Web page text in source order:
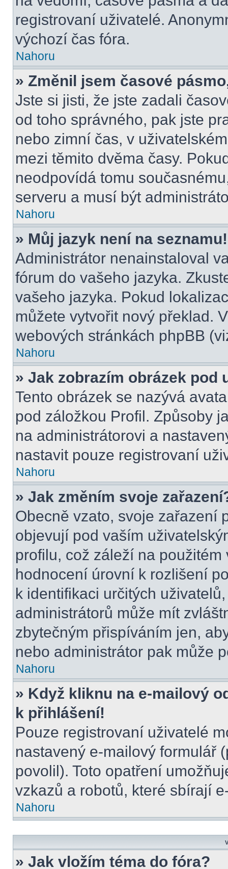
registrovaní uživatelé.
výchozí čas fóra.
Nahoru
» Změnil jsem časové
Jste si jisti, že jste zadali
od toho správného, pak jste
nebo zimní čas, v
mezi těmito dvěma časy.
neodpovídá tomu
serveru a musí být
Nahoru
» Můj jazyk není na seznamu!
Administrátor nenainstaloval
fórum do vašeho jazyka.
vašeho jazyka. Pokud
můžete vytvořit nový překlad.
webových stránkách phpBB
Nahoru
» Jak zobrazím obrázek pod
Tento obrázek se nazývá
pod záložkou Profil. Způsoby
na administrátorovi a
nastavit pouze registrovaní
Nahoru
» Jak změním svoje
Obecně vzato, svoje zařazení
objevují pod vaším
profilu, což záleží na
hodnocení úrovní k rozlišení
k identifikaci určitých
administrátorů může mít
zbytečným přispíváním jen,
nebo administrátor pak může
Nahoru
» Když kliknu na e-mailový
k přihlášení!
Pouze registrovaní uživatelé
nastavený e-mailový formulář
povolil). Toto opatření
vzkazů a robotů, které sbírají
Nahoru
» Jak vložím téma do fóra?